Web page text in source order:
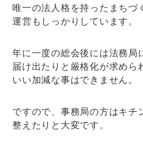
唯一の法人格を持ったまちづ
運営もしっかりしています。
年に一度の総会後には法務局
届け出たりと厳格化が求めら
いい加減な事はできません。
ですので、事務局の方はキチ
整えたりと大変です。